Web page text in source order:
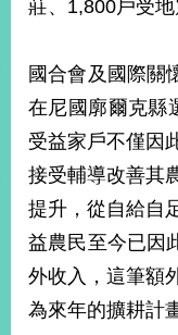
莊、1,800戶受地
國合會及國際關
在尼國廓爾克縣
受益家戶不僅因
接受輔導改善其
提升，從自給自
益農民至今已因
外收入，這筆額
為來年的擴耕計